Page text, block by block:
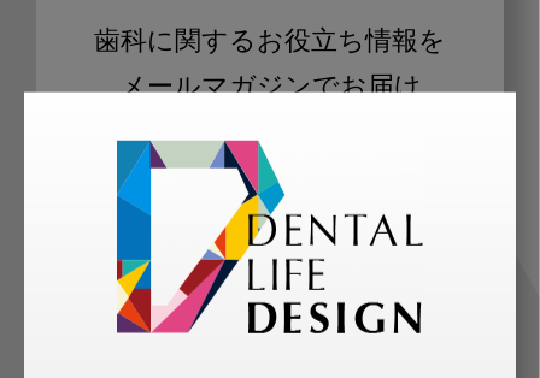
歯科に関するお役立ち情報を
メールマガジンでお届け
ご登録いただいた職種（歯科医師、歯
科衛生士、歯科技工士）に合わせた内
容のメールマガジンをお届けします。